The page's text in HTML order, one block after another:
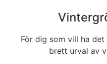
För dig som vill ha
brett urval av